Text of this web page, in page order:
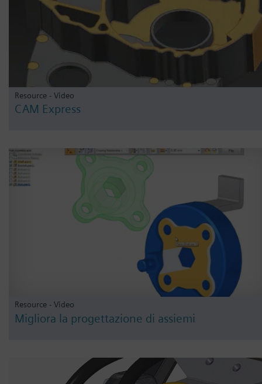
Resource - Video
CAM Express
Resource - Video
Migliora la progettazione di assiemi